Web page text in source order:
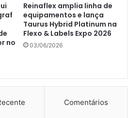
no
Reinaflex amplia linha de
equipamentos e lança
Taurus Hybrid Platinum na
Flexo & Labels Expo 2026
03/06/2026
Comentários